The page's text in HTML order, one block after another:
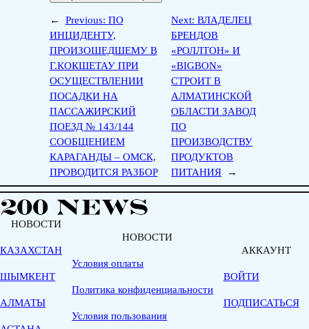
← Previous: ПО
ИНЦИДЕНТУ,
ПРОИЗОШЕДШЕМУ В
Г.КОКШЕТАУ ПРИ
ОСУЩЕСТВЛЕНИИ
ПОСАДКИ НА
ПАССАЖИРСКИЙ
ПОЕЗД № 143/144
СООБЩЕНИЕМ
КАРАГАНДЫ – ОМСК,
ПРОВОДИТСЯ РАЗБОР
Next:ВЛАДЕЛЕЦ
БРЕНДОВ
«РОЛЛТОН» И
«BIGBON»
СТРОИТ В
АЛМАТИНСКОЙ
ОБЛАСТИ ЗАВОД
ПО
ПРОИЗВОДСТВУ
ПРОДУКТОВ
ПИТАНИЯ
→
НОВОСТИ
КАЗАХСТАН
ШЫМКЕНТ
АЛМАТЫ
НОВОСТИ
Условия оплаты
Политика конфиденциальности
Условия пользования
АККАУНТ
ВОЙТИ
ПОДПИСАТЬСЯ